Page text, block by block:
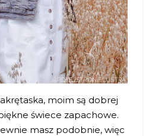
moim są dobrej
świece zapachowe.
masz podobnie, więc